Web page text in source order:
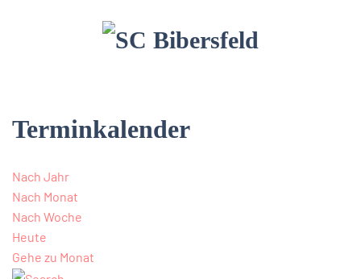
Terminkalender
Nach Jahr
Nach Monat
Nach Woche
Heute
Gehe zu Monat